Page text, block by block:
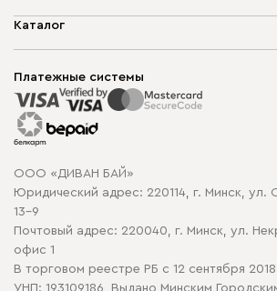
О компании
Способы оплаты
Рассрочка и кредит
Гарантия
Карта сайта
Политика конфиденциальности
Политика в отношении обработки cookie
Каталог
Корпусная мебель
Распродажа мебели
Платежные системы
ООО «ДИВАН БАЙ»
Юридический адрес: 220114, г. Минск, ул.
13-9
Почтовый адрес: 220040, г. Минск, ул.
офис 1
В торговом реестре РБ с 12 сентября